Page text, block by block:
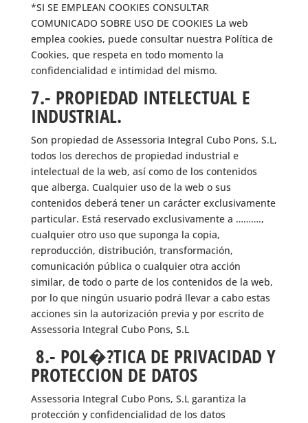
*SI SE EMPLEAN COOKIES CONSULTAR
COMUNICADO SOBRE USO DE COOKIES La web
emplea cookies, puede consultar nuestra Política de
Cookies, que respeta en todo momento la
confidencialidad e intimidad del mismo.
7.- PROPIEDAD INTELECTUAL E
INDUSTRIAL.
Son propiedad de Assessoria Integral Cubo Pons, S.L,
todos los derechos de propiedad industrial e
intelectual de la web, así como de los contenidos
que alberga. Cualquier uso de la web o sus
contenidos deberá tener un carácter exclusivamente
particular. Está reservado exclusivamente a ……….,
cualquier otro uso que suponga la copia,
reproducción, distribución, transformación,
comunicación pública o cualquier otra acción
similar, de todo o parte de los contenidos de la web,
por lo que ningún usuario podrá llevar a cabo estas
acciones sin la autorización previa y por escrito de
Assessoria Integral Cubo Pons, S.L
8.- POL�?TICA DE PRIVACIDAD Y
PROTECCION DE DATOS
Assessoria Integral Cubo Pons, S.L garantiza la
protección y confidencialidad de los datos